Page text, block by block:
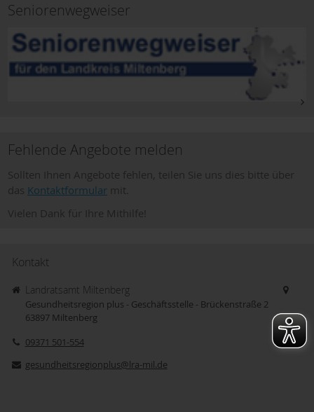
Seniorenwegweiser
Fehlende Angebote melden
Sollten Ihnen Angebote fehlen, teilen Sie uns dies bitte über
das Kontaktformularmit.
Vielen Dank für Ihre Mithilfe!
Kontakt
Landratsamt Miltenberg
Gesundheitsregion plus - Geschäftsstelle - Brückenstraße 2
63897 Miltenberg
09371 501-554
gesundheitsregionplus@lra-mil.de